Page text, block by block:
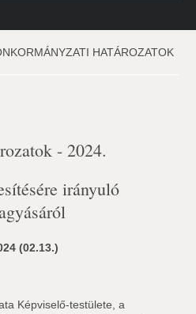
HATÁROZATOK
- 2024.
irányuló
(02.13.)
Képviselő-testülete, a